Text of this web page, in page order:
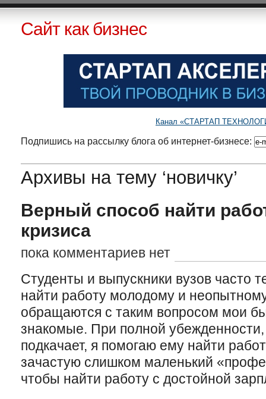
Сайт как бизнес
Канал «СТАРТАП
Подпишись на рассылку блога об интернет-бизнесе:
Архивы на тему ‘новичку’
Верный способ найти
кризиса
пока комментариев нет
Студенты и выпускники вузов часто
найти работу молодому и
обращаются с таким вопросом мои
знакомые. При полной убежденности,
подкачает, я помогаю ему найти
зачастую слишком маленький
чтобы найти работу с достойной